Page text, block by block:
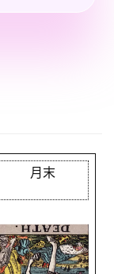
月末